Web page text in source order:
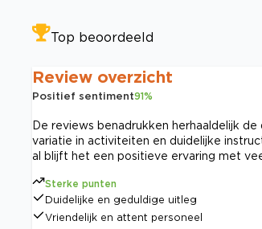
Top beoordeeld
Review overzicht
Positief sentiment91%
De reviews benadrukken herhaaldelijk
variatie in activiteiten en duidelijke
al blijft het een positieve ervaring met
Sterke punten
Duidelijke en geduldige uitleg
Vriendelijk en attent personeel